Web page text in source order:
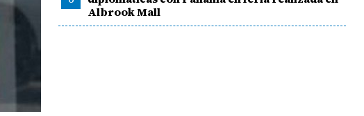
Albrook Mall